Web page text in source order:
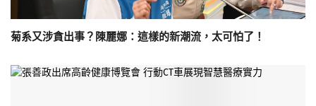
菊系又涉貪出事？陳麗娜：這樣的新潮流，太可怕了！